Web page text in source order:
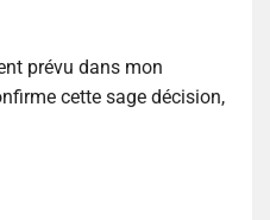
prévu dans mon
cette sage décision,